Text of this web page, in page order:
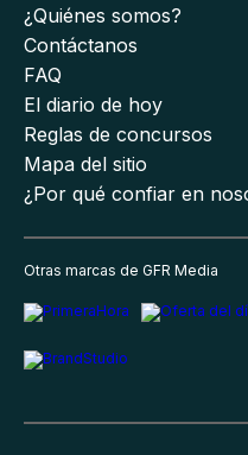
¿Quiénes somos?
Contáctanos
FAQ
El diario de hoy
Reglas de concursos
Mapa del sitio
¿Por qué confiar en
Otras marcas de GFR Media